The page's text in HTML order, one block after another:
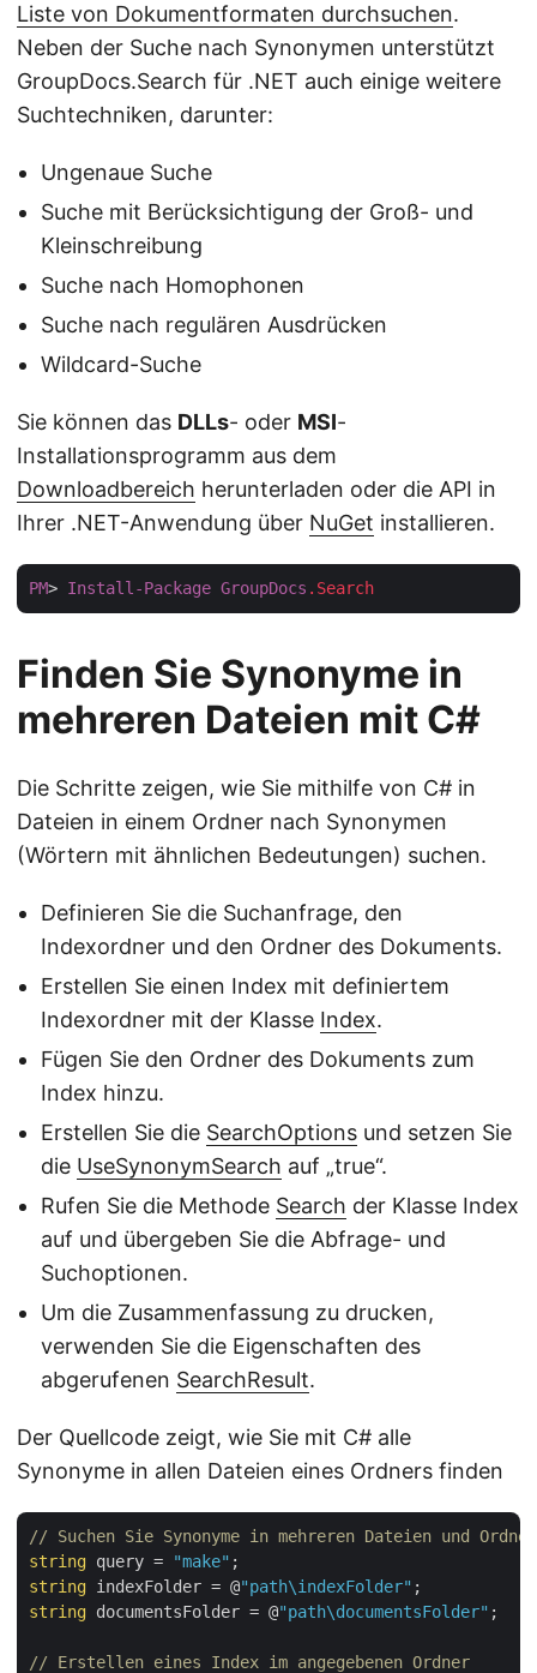
Liste von Dokumentformaten durchsuchen.
Neben der Suche nach Synonymen unterstützt
GroupDocs.Search für .NET auch einige weitere
Suchtechniken, darunter:
Ungenaue Suche
Suche mit Berücksichtigung der Groß- und
Kleinschreibung
Suche nach Homophonen
Suche nach regulären Ausdrücken
Wildcard-Suche
Sie können das DLLs- oder MSI-
Installationsprogramm aus dem
Downloadbereich herunterladen oder die API in
Ihrer .NET-Anwendung über NuGet installieren.
PM> Install-Package GroupDocs .Search
Finden Sie Synonyme in
mehreren Dateien mit C#
Die Schritte zeigen, wie Sie mithilfe von C# in
Dateien in einem Ordner nach Synonymen
(Wörtern mit ähnlichen Bedeutungen) suchen.
Definieren Sie die Suchanfrage, den
Indexordner und den Ordner des Dokuments.
Erstellen Sie einen Index mit definiertem
Indexordner mit der Klasse Index.
Fügen Sie den Ordner des Dokuments zum
Index hinzu.
Erstellen Sie die SearchOptions und setzen Sie
die UseSynonymSearch auf „true“.
Rufen Sie die Methode Search der Klasse Index
auf und übergeben Sie die Abfrage- und
Suchoptionen.
Um die Zusammenfassung zu drucken,
verwenden Sie die Eigenschaften des
abgerufenen SearchResult.
Der Quellcode zeigt, wie Sie mit C# alle
Synonyme in allen Dateien eines Ordners finden
// Suchen Sie Synonyme in mehreren Dateien und
string query = "make"
string indexFolder = @"path\indexFolder"
string documentsFolder = @"path\documentsFolder" ;
// Erstellen eines Index im angegebenen Ordner